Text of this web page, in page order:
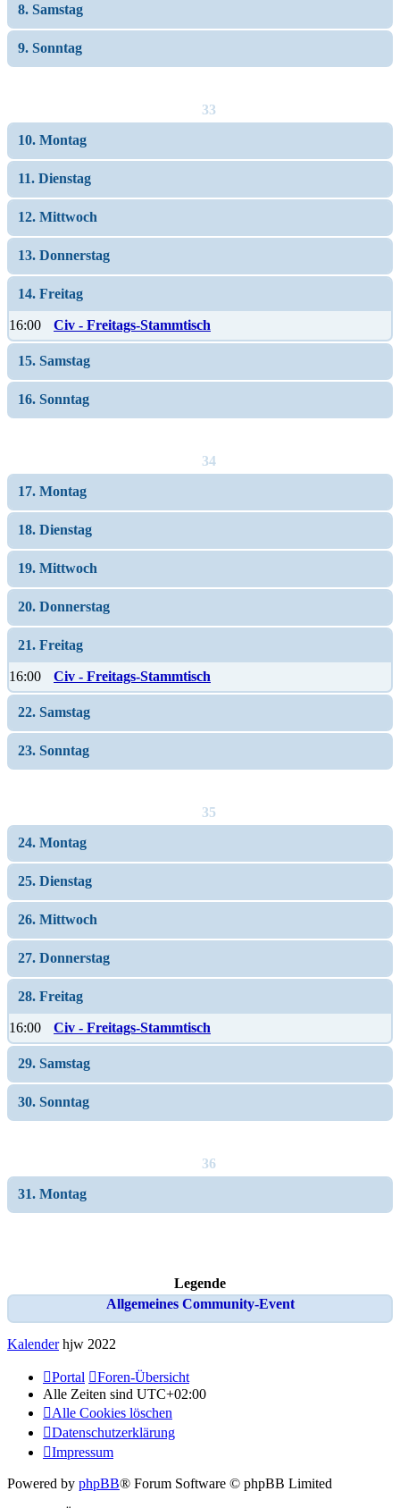
8. Samstag
9. Sonntag
33
10. Montag
11. Dienstag
12. Mittwoch
13. Donnerstag
14. Freitag
16:00 Civ - Freitags-Stammtisch
15. Samstag
16. Sonntag
34
17. Montag
18. Dienstag
19. Mittwoch
20. Donnerstag
21. Freitag
16:00 Civ - Freitags-Stammtisch
22. Samstag
23. Sonntag
35
24. Montag
25. Dienstag
26. Mittwoch
27. Donnerstag
28. Freitag
16:00 Civ - Freitags-Stammtisch
29. Samstag
30. Sonntag
36
31. Montag
Legende
Allgemeines Community-Event
Kalenderhjw 2022
Portal
Foren-Übersicht
Alle Zeiten sind UTC+02:00
Alle Cookies löschen
Datenschutzerklärung
Impressum
Powered by phpBB® Forum Software © phpBB Limited